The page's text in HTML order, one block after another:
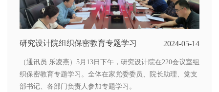
研究设计院组织保密教育专题学习 2024-05-14
（通讯员 乐凌燕）5月13日下午，研究设计院在220会议室组
织保密教育专题学习。全体在家党委委员、院长助理、党支
部书记、各部门负责人参加专题学习。